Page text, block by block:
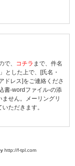
で、 コチラ まで、件名
とした上で、[氏名・
ドレス]をご連絡くださ
書-wordファイル-の添
せん。メーリングリ
ただきます。
http://f-tpl.com